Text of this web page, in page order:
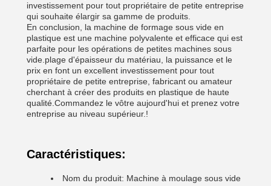
investissement pour tout propriétaire de petite entreprise
qui souhaite élargir sa gamme de produits.
En conclusion, la machine de formage sous vide en
plastique est une machine polyvalente et efficace qui est
parfaite pour les opérations de petites machines sous
vide.plage d'épaisseur du matériau, la puissance et le
prix en font un excellent investissement pour tout
propriétaire de petite entreprise, fabricant ou amateur
cherchant à créer des produits en plastique de haute
qualité.Commandez le vôtre aujourd'hui et prenez votre
entreprise au niveau supérieur.!
Caractéristiques:
Nom du produit: Machine à moulage sous vide